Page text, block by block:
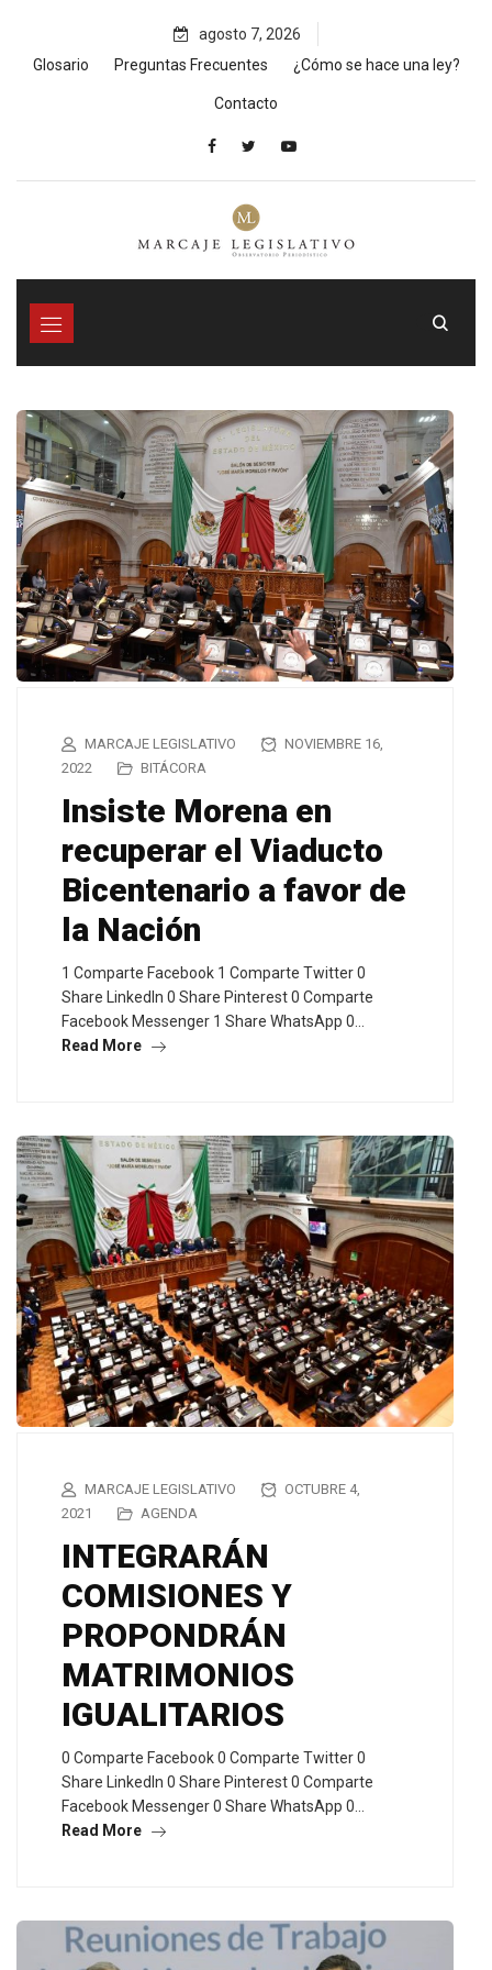
content
agosto 7, 2026
Glosario
Preguntas Frecuentes ¿Cómo se hace una ley?
Contacto
MARCAJE LEGISLATIVO
NOVIEMBRE 16,
2022
BITÁCORA
Insiste Morena en
recuperar el Viaducto
Bicentenario a favor de
la Nación
1 Comparte Facebook 1 Comparte Twitter 0
Share LinkedIn 0 Share Pinterest 0 Comparte
Facebook Messenger 1 Share WhatsApp 0…
Read More
MARCAJE LEGISLATIVO
OCTUBRE 4,
2021
AGENDA
INTEGRARÁN
COMISIONES Y
PROPONDRÁN
MATRIMONIOS
IGUALITARIOS
0 Comparte Facebook 0 Comparte Twitter 0
Share LinkedIn 0 Share Pinterest 0 Comparte
Facebook Messenger 0 Share WhatsApp 0…
Read More